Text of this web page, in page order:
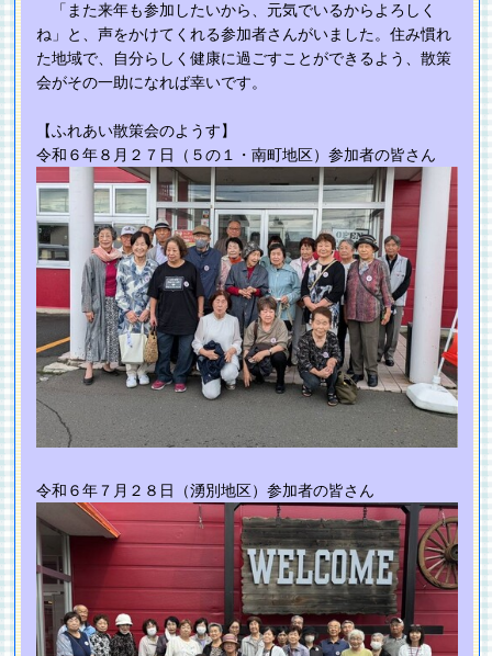
「また来年も参加したいから、元気でいるからよろしく
ね」と、声をかけてくれる参加者さんがいました。住み慣れ
た地域で、自分らしく健康に過ごすことができるよう、散策
会がその一助になれば幸いです。
【ふれあい散策会のようす】
令和６年８月２７日（５の１・南町地区）参加者の皆さん
令和６年７月２８日（湧別地区）参加者の皆さん